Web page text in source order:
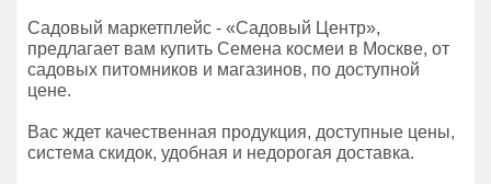
Садовый маркетплейс - «Садовый Центр»,
предлагает вам купить Семена космеи в Москве, от
садовых питомников и магазинов, по доступной
цене.
Вас ждет качественная продукция, доступные цены,
система скидок, удобная и недорогая доставка.